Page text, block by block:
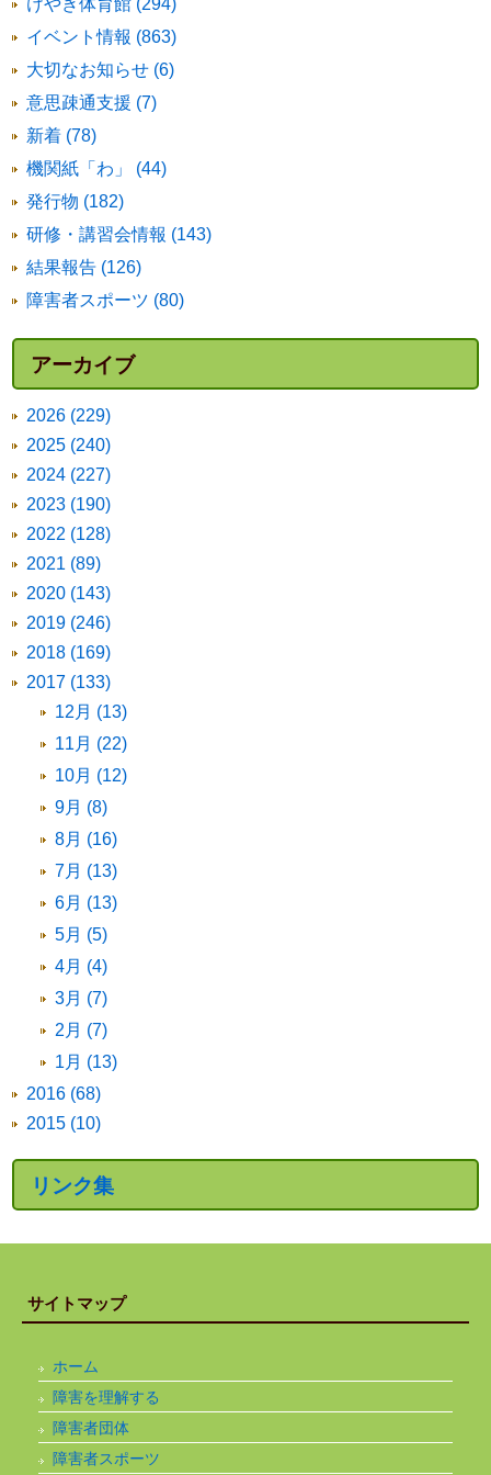
けやき体育館 (294)
イベント情報 (863)
大切なお知らせ (6)
意思疎通支援 (7)
新着 (78)
機関紙「わ」 (44)
発行物 (182)
研修・講習会情報 (143)
結果報告 (126)
障害者スポーツ (80)
アーカイブ
2026 (229)
2025 (240)
2024 (227)
2023 (190)
2022 (128)
2021 (89)
2020 (143)
2019 (246)
2018 (169)
2017 (133)
12月 (13)
11月 (22)
10月 (12)
9月 (8)
8月 (16)
7月 (13)
6月 (13)
5月 (5)
4月 (4)
3月 (7)
2月 (7)
1月 (13)
2016 (68)
2015 (10)
リンク集
サイトマップ
ホーム
障害を理解する
障害者団体
障害者スポーツ